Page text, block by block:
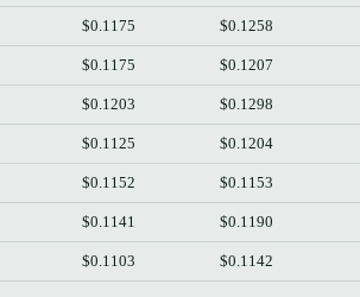
$0.1175 $0.1258
$0.1175 $0.1207
$0.1203 $0.1298
$0.1125 $0.1204
$0.1152 $0.1153
$0.1141 $0.1190
$0.1103 $0.1142